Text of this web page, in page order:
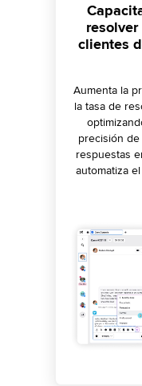
clientes
Aumenta la
la tasa de
precisión
respuestas
automatiza
Mejora
respuestas
bots de IA+
principales,
pruebas
una
experiencias